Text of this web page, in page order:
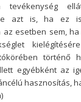
tevékenység
azt is, ha ez
esetben sem,
történő
egyébként az
hasznosítás,